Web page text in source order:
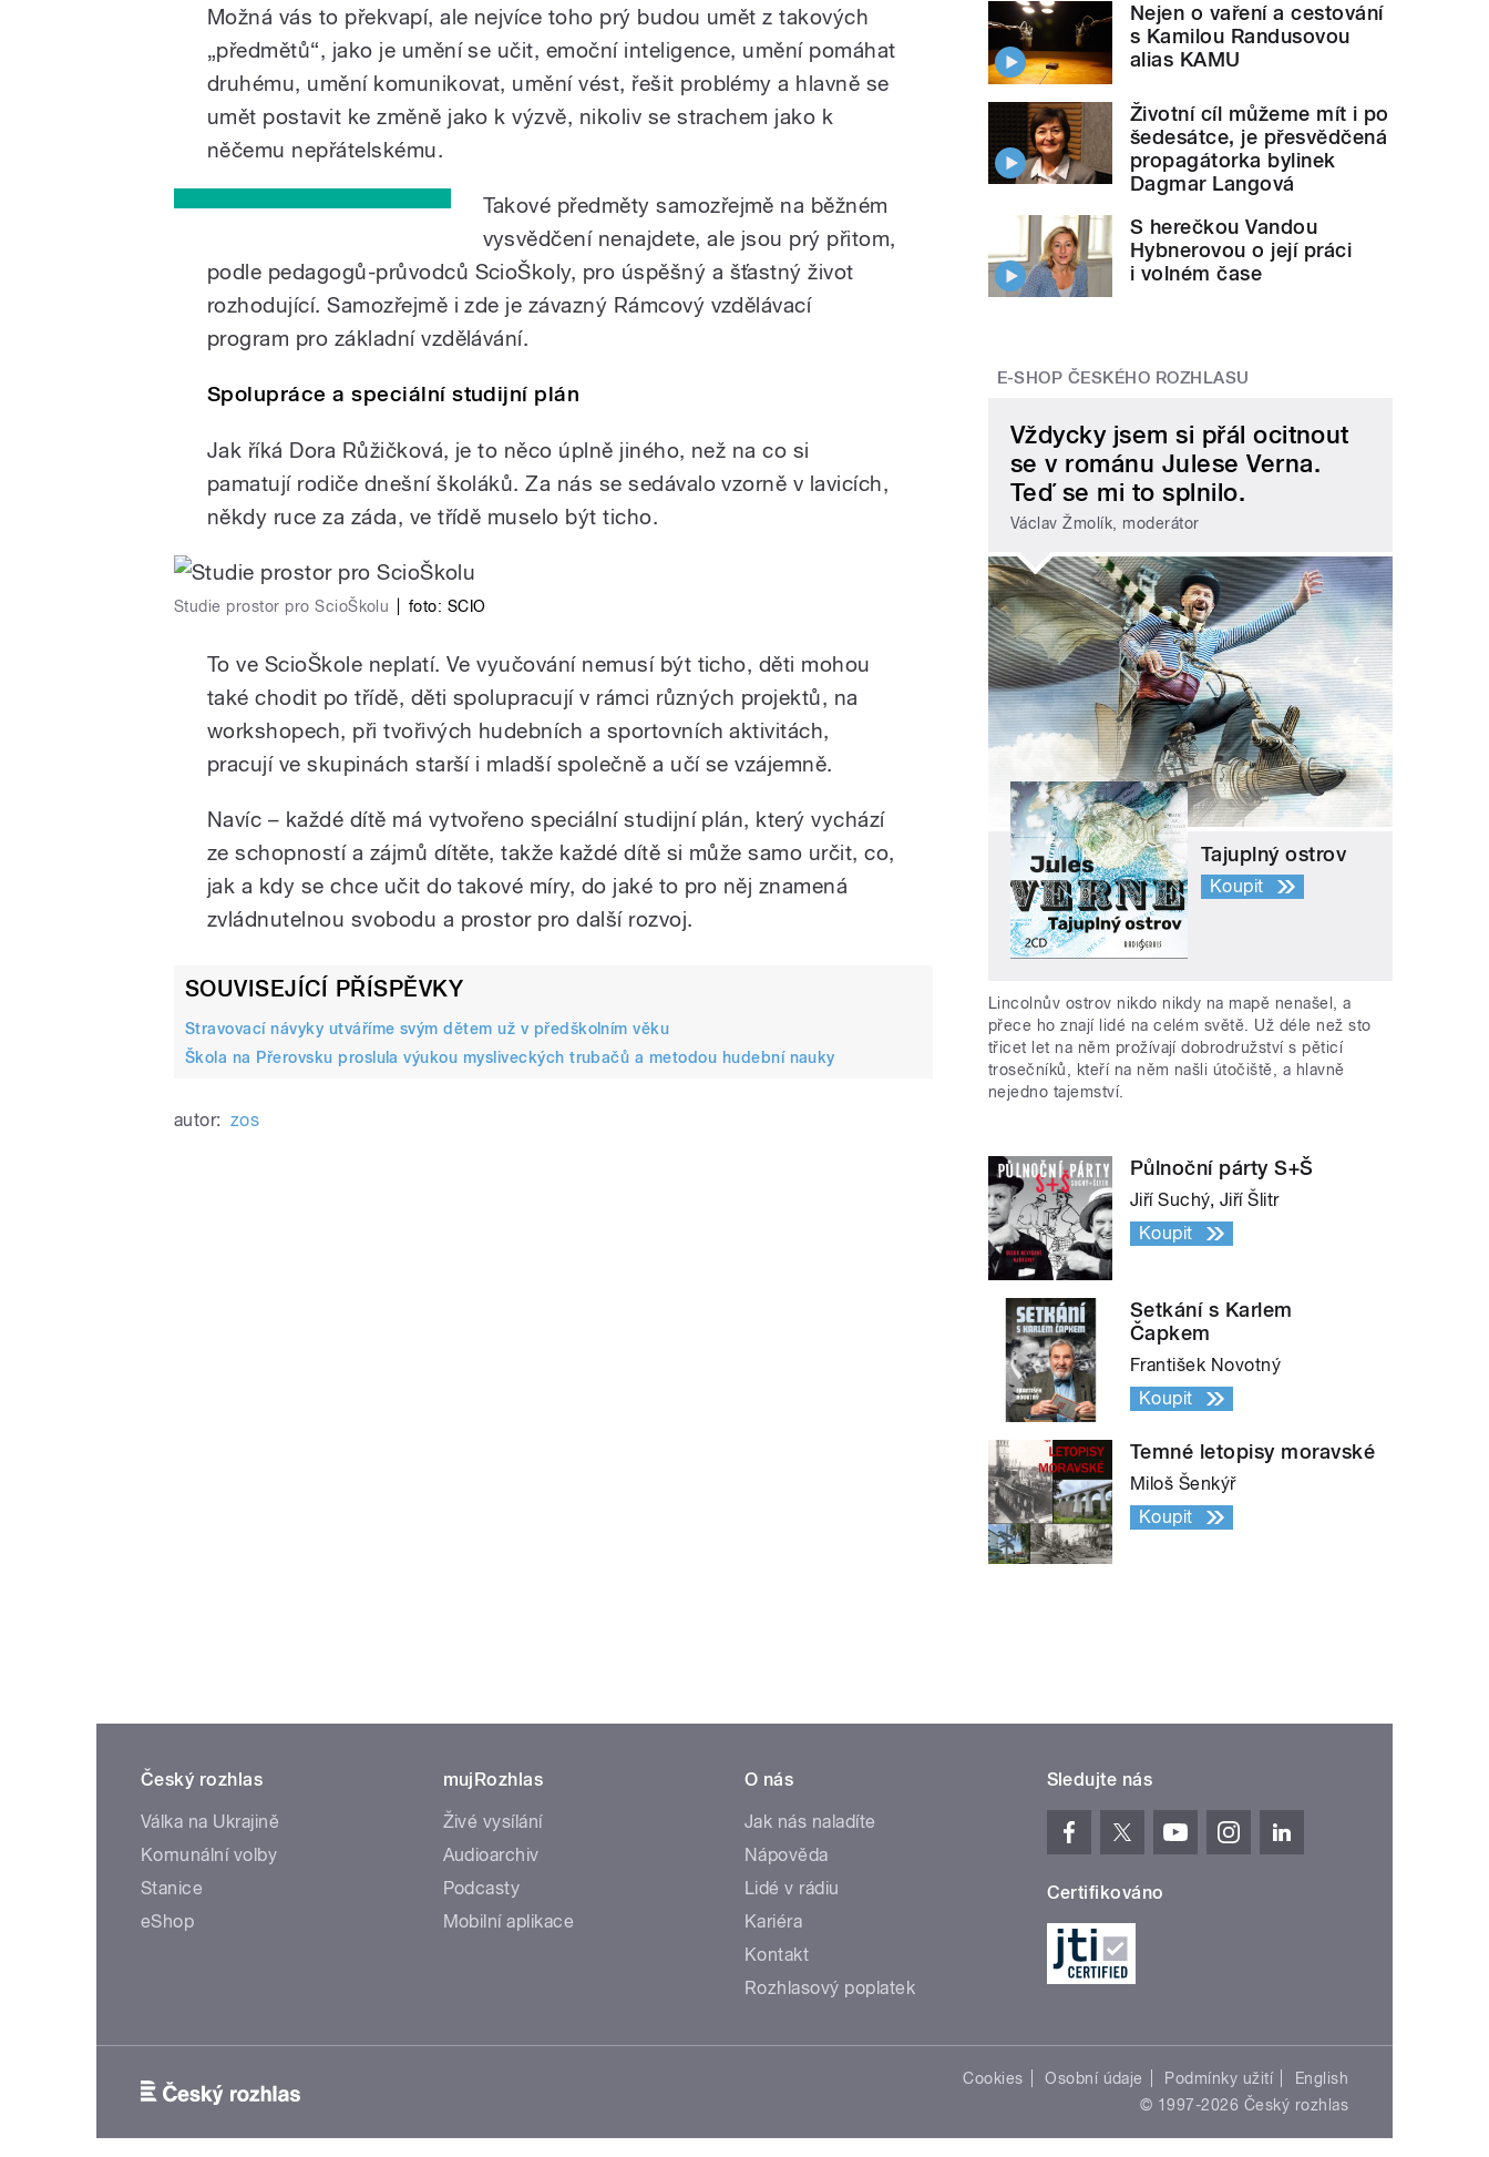
Možná vás to překvapí, ale nejvíce toho prý budou umět z takových
„předmětů“, jako je umění se učit, emoční inteligence, umění pomáhat
druhému, umění komunikovat, umění vést, řešit problémy a hlavně se
umět postavit ke změně jako k výzvě, nikoliv se strachem jako k
něčemu nepřátelskému.
Takové předměty samozřejmě na běžném
vysvědčení nenajdete, ale jsou prý přitom,
podle pedagogů-průvodců ScioŠkoly, pro úspěšný a šťastný život
rozhodující. Samozřejmě i zde je závazný Rámcový vzdělávací
program pro základní vzdělávání.
Spolupráce a speciální studijní plán
Jak říká Dora Růžičková, je to něco úplně jiného, než na co si
pamatují rodiče dnešní školáků. Za nás se sedávalo vzorně v lavicích,
někdy ruce za záda, ve třídě muselo být ticho.
Studie prostor pro ScioŠkolu foto: SCIO
To ve ScioŠkole neplatí. Ve vyučování nemusí být ticho, děti mohou
také chodit po třídě, děti spolupracují v rámci různých projektů, na
workshopech, při tvořivých hudebních a sportovních aktivitách,
pracují ve skupinách starší i mladší společně a učí se vzájemně.
Navíc – každé dítě má vytvořeno speciální studijní plán, který vychází
ze schopností a zájmů dítěte, takže každé dítě si může samo určit, co,
jak a kdy se chce učit do takové míry, do jaké to pro něj znamená
zvládnutelnou svobodu a prostor pro další rozvoj.
SOUVISEJÍCÍ PŘÍSPĚVKY
Stravovací návyky utváříme svým dětem už v předškolním věku
Škola na Přerovsku proslula výukou mysliveckých trubačů a metodou hudební nauky
autor: zos
Nejen o vaření a cestování
s Kamilou Randusovou
alias KAMU
Životní cíl můžeme mít i po
šedesátce, je přesvědčená
propagátorka bylinek
Dagmar Langová
S herečkou Vandou
Hybnerovou o její práci
i volném čase
E-SHOP ČESKÉHO ROZHLASU
Vždycky jsem si přál ocitnout
se v románu Julese Verna.
Teď se mi to splnilo.
Václav Žmolík, moderátor
Tajuplný ostrov
Koupit
Lincolnův ostrov nikdo nikdy na mapě nenašel, a
přece ho znají lidé na celém světě. Už déle než sto
třicet let na něm prožívají dobrodružství s pěticí
trosečníků, kteří na něm našli útočiště, a hlavně
nejedno tajemství.
Půlnoční párty S+Š
Jiří Suchý, Jiří Šlitr
Koupit
Setkání s Karlem
Čapkem
František Novotný
Koupit
Temné letopisy moravské
Miloš Šenkýř
Koupit
Český rozhlas
Válka na Ukrajině
Komunální volby
Stanice
eShop
mujRozhlas
Živé vysílání
Audioarchiv
Podcasty
Mobilní aplikace
O nás
Jak nás naladíte
Nápověda
Lidé v rádiu
Kariéra
Kontakt
Rozhlasový poplatek
Sledujte nás
Certifikováno
Cookies Osobní údaje Podmínky užití
English
© 1997-2026 Český rozhlas